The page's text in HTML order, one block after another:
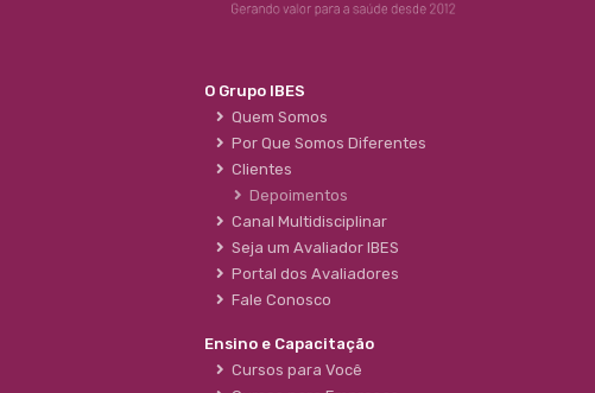
O Grupo IBES
Quem Somos
Por Que Somos Diferentes
Clientes
Depoimentos
Canal Multidisciplinar
Seja um Avaliador IBES
Portal dos Avaliadores
Fale Conosco
Ensino e Capacitação
Cursos para Você